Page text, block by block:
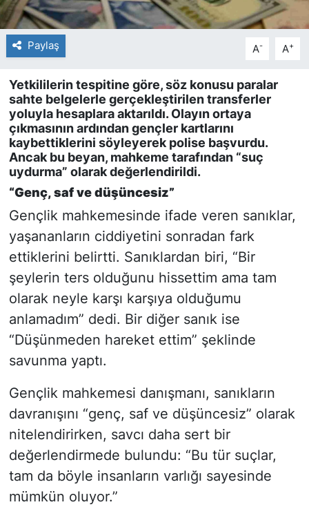
Paylaş A- A+
Yetkililerin tespitine göre, söz konusu paralar
sahte belgelerle gerçekleştirilen transferler
yoluyla hesaplara aktarıldı. Olayın ortaya
çıkmasının ardından gençler kartlarını
kaybettiklerini söyleyerek polise başvurdu.
Ancak bu beyan, mahkeme tarafından “suç
uydurma” olarak değerlendirildi.
“Genç, saf ve düşüncesiz”
Gençlik mahkemesinde ifade veren sanıklar,
yaşananların ciddiyetini sonradan fark
ettiklerini belirtti. Sanıklardan biri, “Bir
şeylerin ters olduğunu hissettim ama tam
olarak neyle karşı karşıya olduğumu
anlamadım” dedi. Bir diğer sanık ise
“Düşünmeden hareket ettim” şeklinde
savunma yaptı.
Gençlik mahkemesi danışmanı, sanıkların
davranışını “genç, saf ve düşüncesiz” olarak
nitelendirirken, savcı daha sert bir
değerlendirmede bulundu: “Bu tür suçlar,
tam da böyle insanların varlığı sayesinde
mümkün oluyor.”